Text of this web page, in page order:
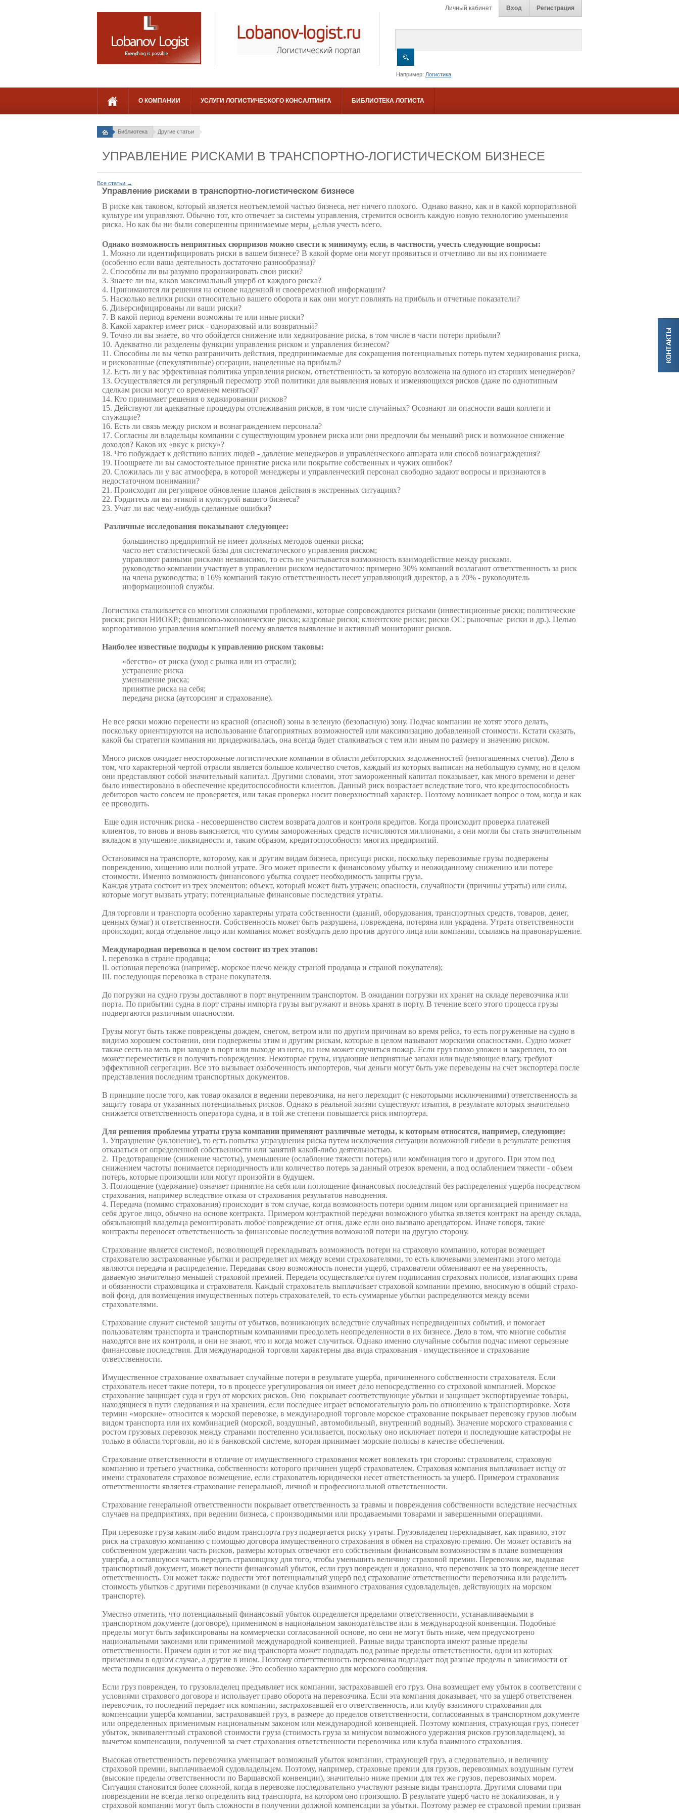
Личный кабинет Вход Регистрация
Например: Логистика
О КОМПАНИИ УСЛУГИ ЛОГИСТИЧЕСКОГО КОНСАЛТИНГА БИБЛИОТЕКА ЛОГИСТА
Библиотека Другие статьи
УПРАВЛЕНИЕ РИСКАМИ В ТРАНСПОРТНО-ЛОГИСТИЧЕСКОМ БИЗНЕСЕ
Все статьи →
Управление рисками в транспортно-логистическом бизнесе
В риске как таковом, который является неотъемлемой частью бизнеса, нет ничего плохого. Однако важно, как и в какой корпоративной
культуре им управляют. Обычно тот, кто отве­чает за системы управления, стремится освоить каждую новую технологию уменьшения
риска. Но как бы ни были совершен­ны принимаемые меры, нельзя учесть всего.
Однако возмож­ность неприятных сюрпризов можно свести к минимуму, если, в частности, учесть следующие вопросы:
1. Можно ли идентифицировать риски в вашем бизнесе? В ка­кой форме они могут проявиться и отчетливо ли вы их пони­маете
(особенно если ваша деятельность достаточно разно­образна)?
2. Способны ли вы разумно проранжировать свои риски?
3. Знаете ли вы, каков максимальный ущерб от каждого риска?
4. Принимаются ли решения на основе надежной и своевремен­ной информации?
5. Насколько велики риски относительно вашего оборота и как они могут повлиять на прибыль и отчетные показатели?
6. Диверсифицированы ли ваши риски?
7. В какой период времени возможны те или иные риски?
8. Какой характер имеет риск - одноразовый или возвратный?
9. Точно ли вы знаете, во что обойдется снижение или хеджиро­вание риска, в том числе в части потери прибыли?
10. Адекватно ли разделены функции управления риском и уп­равления бизнесом?
11. Способны ли вы четко разграничить действия, предпринима­емые для сокращения потенциальных потерь путем хеджиро­вания риска,
и рискованные (спекулятивные) операции, нацеленные на прибыль?
12. Есть ли у вас эффективная политика управления риском, ответственность за которую возложена на одного из старших менеджеров?
13. Осуществляется ли регулярный пересмотр этой политики для выявления новых и изменяющихся рисков (даже по однотипным
сделкам риски могут со временем меняться)?
14. Кто принимает решения о хеджировании рисков?
15. Действуют ли адекватные процедуры отслеживания рисков, в том числе случайных? Осознают ли опасности ваши коллеги и
служащие?
16. Есть ли связь между риском и вознаграждением персонала?
17. Согласны ли владельцы компании с существующим уровнем риска или они предпочли бы меньший риск и возможное сни­жение
доходов? Каков их «вкус к риску»?
18. Что побуждает к действию ваших людей - давление ме­неджеров и управленческого аппарата или способ вознаграж­дения?
19. Поощряете ли вы самостоятельное принятие риска или покрытие собственных и чужих ошибок?
20. Сложилась ли у вас атмосфера, в которой менеджеры и управ­ленческий персонал свободно задают вопросы и признаются в
недостаточном понимании?
21. Происходит ли регулярное обновление планов действия в эк­стренных ситуациях?
22. Гордитесь ли вы этикой и культурой вашего бизнеса?
23. Учат ли вас чему-нибудь сделанные ошибки?
Различные исследования показывают следующее:
большинство предприятий не имеет должных методов оценки риска;
часто нет статистической базы для систематического управ­ления риском;
управляют разными рисками независимо, то есть не учитывается возможность взаимодействие между рисками.
руководство компании участвует в управлении риском недо­статочно: примерно 30% компаний возлагают ответственность за риск
на члена руководства; в 16% компаний такую ответ­ственность несет управляющий директор, а в 20% - руково­дитель
информационной службы.
Логистика сталкивается со многими сложными проблемами, которые сопровождаются рисками (инвестиционные риски; политические
риски; риски НИОКР; финансово-экономические риски; кадровые риски; клиентские риски; риски ОС; рыночные риски и др.). Целью
корпоративною управления компанией посему является выяв­ление и активный мониторинг рисков.
Наиболее известные под­ходы к управлению риском таковы:
«бегство» от риска (уход с рынка или из отрасли);
устранение риска
уменьшение риска;
принятие риска на себя;
передача риска (аутсорсинг и страхование).
Не все ряски можно перенести из красной (опасной) зоны в зеленую (безопасную) зону. Подчас компании не хотят этого де­лать,
поскольку ориентируются на использование благоприят­ных возможностей или максимизацию добавленной стоимости. Кстати сказать,
какой бы стратегии компания ни придержива­лась, она всегда будет сталкиваться с тем или иным по размеру и значению риском.
Много рисков ожидает неосторожные логистические компании в области дебиторских задолженностей (непогашенных сче­тов). Дело в
том, что характерной чертой отрасли является боль­шое количество счетов, каждый из которых выписан на неболь­шую сумму, но в целом
они представляют собой значительный капитал. Другими словами, этот замороженный капитал показы­вает, как много времени и денег
было инвестировано в обеспече­ние кредитоспособности клиентов. Данный риск возрастает вследствие того, что кредитоспособность
дебиторов часто совсем не проверяется, или такая проверка носит поверхностный харак­тер. Поэтому возникает вопрос о том, когда и как
ее проводить.
Еще один источник риска - несовершенство систем возврата долгов и контроля кредитов. Когда происходит проверка плате­жей
клиентов, то вновь и вновь выясняется, что суммы замороженных средств исчисляются миллионами, а они могли бы стать значительным
вкладом в улучшение ликвидности и, таким образом, кредитоспособности многих предприятий.
Остановимся на транспорте, которому, как и другим видам бизнеса, присущи риски, поскольку перевозимые грузы подвержены
повреждению, хищению или полной утрате. Эго может привести к финансовому убытку и неожиданному снижению или потере
стоимости. Именно возможность финансового убытка со­здает необходимость защиты груза.
Каждая утрата состоит из трех элементов: объект, который может быть утрачен; опасности, случайности (причины утра­ты) или силы,
которые могут вызвать утрату; потенциальные финансовые последствия утраты.
Для торговли и транспорта особенно характерны утрата соб­ственности (зданий, оборудования, транспортных средств, то­варов, денег,
ценных бумаг) и ответственности. Собственность может быть разрушена, повреждена, потеряна или украдена. Утрата ответственности
происходит, когда отдельное лицо или компания может возбудить дело против другого лица или компа­нии, ссылаясь на правонарушение.
Международная перевозка в целом состоит из трех этапов:
I. перевозка в стране продавца;
II. основная перевозка (например, морское плечо между страной продавца и страной покупателя);
III. последующая перевозка в стране покупателя.
До погрузки на судно грузы доставляют в порт внутренним транспортом. В ожидании погрузки их хранят на складе перевозчика или
пор­та. По прибытии судна в порт страны импорта грузы выгружа­ют и вновь хранят в порту. В течение всего этого процесса грузы
подвергаются различным опасностям.
Грузы могут быть также повреждены дождем, снегом, вет­ром или по другим причинам во время рейса, то есть погруженные на судно в
видимо хорошем состоянии, они подвержены этим и другим рискам, которые в целом называют морскими опасностями. Судно может
также сесть на мель при заходе в порт или выходе из него, на нем может случиться пожар. Если груз плохо уложен и закреплен, то он
может переместиться и полу­чить повреждения. Некоторые грузы, издающие неприятные запахи или выделяющие влагу, требуют
эффективной сегрега­ции. Все это вызывает озабоченность импортеров, чьи деньги могут быть уже переведены на счет экспортера после
представ­ления последним транспортных документов.
В принципе после того, как товар оказался в ведении перевозчика, на него переходит (с некоторыми исключениями) от­ветственность за
защиту товара от указанных потенциальных рисков. Однако в реальной жизни существуют изъятия, в результате которых значительно
снижается ответственность оператора судна, и в той же степени повышается риск импортера.
Для решения проблемы утраты груза компании применяют различные методы, к которым относятся, например, следующие:
1. Упразднение (уклонение), то есть попытка упразднения рис­ка путем исключения ситуации возможной гибели в результате решения
отказаться от определенной собственности или заня­тий какой-либо деятельностью.
2. Предотвращение (снижение частоты), уменьшение (ослабление тяжести потерь) или комбинация того и другого. При этом под
снижением частоты понимается периодичность или ко­личество потерь за данный отрезок времени, а под ослаблением тяжести - объем
потерь, которые произошли или могут произой­ти в будущем.
3. Поглощение (удержание) означает принятие на себя или поглощение финансовых последствий без распределения ущерба посредством
страхования, например вследствие отказа от стра­хования результатов наводнения.
4. Передача (помимо страхования) происходит в том слу­чае, когда возможность потери одним лицом или организаци­ей принимает на
себя другое лицо, обычно на основе контракта. Примером контрактной передачи возможного убытка являет­ся контракт на аренду склада,
обязывающий владельца ремон­тировать любое повреждение от огня, даже если оно вызвано арендатором. Иначе говоря, такие
контракты переносят ответ­ственность за финансовые последствия возможной потери на другую сторону.
Страхование является системой, позволяющей перекла­дывать возможность потери на страховую компанию, которая возмещает
страхователю застрахованные убытки и распреде­ляет их между всеми страхователями, то есть ключевыми элемен­тами этого метода
являются передача и распределение. Пере­давая свою возможность понести ущерб, страхователи обме­нивают ее на уверенность,
даваемую значительно меньшей страховой премией. Передача осуществляется путем подпи­сания страховых полисов, излагающих права
и обязанности страховщика и страхователя. Каждый страхователь выплачи­вает страховой компании премию, вносимую в общий страхо­
вой фонд, для возмещения имущественных потерь страхова­телей, то есть суммарные убытки распределяются между всеми
страхователями.
Страхование служит системой защиты от убытков, возника­ющих вследствие случайных непредвиденных событий, и помо­гает
пользователям транспорта и транспортным компаниями преодолеть неопределенности в их бизнесе. Дело в том, что мно­гие события
находятся вне их контроля, и они не знают, что и когда может случиться. Однако именно случайные события подчас имеют серьезные
финансовые последствия. Для международ­ной торговли характерны два вида страхования - имуществен­ное и страхование
ответственности.
Имущественное страхование охватывает случайные потери в результате ущерба, причиненного собственности страхователя. Если
страхователь несет такие потери, то в процессе урегулирования он имеет дело непосредственно со страховой компанией. Морское
страхование защищает суда и груз от морских рисков. Оно покрывает соответствующие убытки и защищает экспорти­руемые товары,
находящиеся в пути следования и на хранении, если последнее играет вспомогательную роль по отношению к транспортировке. Хотя
термин «морские» относится к морской перевозке, в международной торговле морское страхование по­крывает перевозку грузов любым
видом транспорта или их ком­бинацией (морской, воздушный, автомобильный, внутренний водный). Значение морского страхования с
ростом грузовых перевозок между странами постепенно усиливается, поскольку оно исключает потери и последующие катастрофы не
только в области торговли, но и в банковской системе, которая прини­мает морские полисы в качестве обеспечения.
Страхование ответственности в отличие от имущественного страхования может вовлекать три стороны: страхователя, стра­ховую
компанию и третьего участника, собственности которого причинен ущерб страхователем. Страховая компания выплачи­вает истцу от
имени страхователя страховое возмещение, если страхователь юридически несет ответственность за ущерб. При­мером страхования
ответственности является страхование генеральной, лич­ной и профессиональной ответственности.
Страхование генеральной ответственности покрывает ответ­ственность за травмы и повреждения собственности вследствие несчастных
случаев на предприятиях, при ведении бизнеса, с производимыми или продаваемыми товарами и завершенными операциями.
При перевозке груза каким-либо видом транспорта груз под­вергается риску утраты. Грузовладелец перекладывает, как пра­вило, этот
риск на страховую компанию с помощью договора имущественного страхования в обмен на страховую премию. Он может оставить на
собственном удержании часть рисков, раз­меры которых отвечают его собственным финансовым возмож­ностям в плане возмещения
ущерба, а оставшуюся часть пере­дать страховщику для того, чтобы уменьшить величину страхо­вой премии. Перевозчик же, выдавая
транспортный документ, может понести финансовый убыток, если груз поврежден и до­казано, что перевозчик за это повреждение несет
ответствен­ность. Он может также подвести этот потенциальный ущерб под страхование ответственности перевозчика или разделить
стоимость убытков с другими перевозчиками (в случае клубов вза­имного страхования судовладельцев, действующих на морском
транспорте).
Уместно отметить, что потенциальный финансовый убыток определяется пределами ответственности, устанавливаемыми в
транспортном документе (договоре), применимом в националь­ном законодательстве или в международной конвенции. Подоб­ные
пределы могут быть зафиксированы на коммерчески согласованной основе, но они не могут быть ниже, чем предус­мотрено
национальными законами или применимой междуна­родной конвенцией. Разные виды транспорта имеют разные пределы
ответственности. Причем один и тот же вид транспорта может подпа­дать под разные пределы ответственности, одни из которых
применимы в одном случае, а другие в ином. Поэтому ответ­ственность перевозчика подпадает под разные пределы в зави­симости от
места подписания документа о перевозке. Это осо­бенно характерно для морского сообщения.
Если груз поврежден, то грузовладелец предъявляет иск ком­пании, застраховавшей его груз. Она возмещает ему убыток в со­ответствии с
условиями страхового договора и использует право оборота на перевозчика. Если эта компания доказывает, что за ущерб ответственен
перевозчик, то последний передает иск ком­пании, застраховавшей его ответственность, или клубу взаимно­го страхования для
компенсации ущерба компании, застраховав­шей груз, в размере до пределов ответственности, согласованных в транспортном документе
или определенных применимым на­циональным законом или международной конвенцией. Поэтому компания, страхующая груз, понесет
убыток, эквивалентный страховой стоимости груза (стоимость груза за минусом возмож­ного удержания рисков грузовладельцем), за
вычетом компенса­ции, полученной за счет страхования ответственности перевозчика или клуба взаимного страхования.
Высокая ответственность перевозчика уменьшает возмож­ный убыток компании, страхующей груз, а следовательно, и величину
страховой премии, выплачиваемой судовладельцем. Поэтому, например, страховые премии для грузов, перевозимых воздушным путем
(высокие пределы ответственности по Вар­шавской конвенции), значительно ниже премии для тех же грузов, перевозимых морем.
Ситуация становится более сложной, когда в перевозке последовательно участвуют разные виды транспорта. Другими словами при
повреждении не всегда лег­ко определить вид транспорта, на котором оно произошло. В результате ущерб часто не локализован, и у
страховой компании могут быть сложности в получении должной компенсации за убытки. Поэтому размер ее страховой премии призван